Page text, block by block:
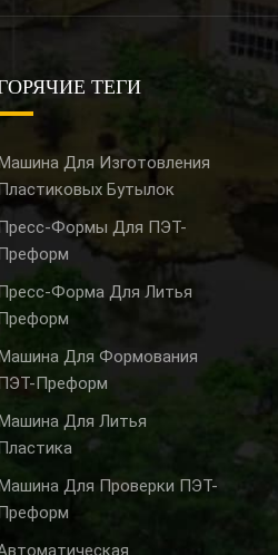
ТЕГИ
Машина Для Изготовления
Пластиковых Бутылок
Пресс-Формы Для ПЭТ-
Преформ
Пресс-Форма Для Литья
Преформ
Машина Для Формования
ПЭТ-Преформ
Машина Для Литья
Пластика
Машина Для Проверки ПЭТ-
Преформ